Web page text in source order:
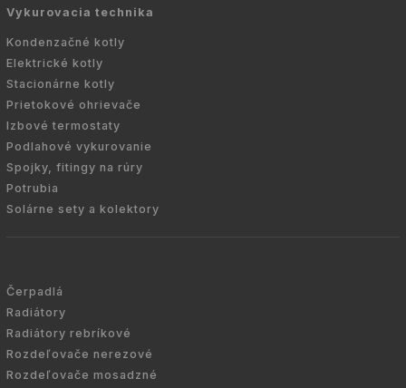
Vykurovacia technika
Kondenzačné kotly
Elektrické kotly
Stacionárne kotly
Prietokové ohrievače
Izbové termostaty
Podlahové vykurovanie
Spojky, fitingy na rúry
Potrubia
Solárne sety a kolektory
Čerpadlá
Radiátory
Radiátory rebríkové
Rozdeľovače nerezové
Rozdeľovače mosadzné